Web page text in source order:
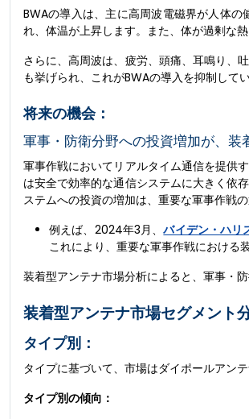
BWAの導入は、主に高周波電磁界が人体
れ、体温が上昇します。また、体が過剰な
さらに、高周波は、疲労、頭痛、耳鳴り、
も挙げられ、これがBWAの導入を抑制して
将来の機会：
軍事・防衛分野への投資増加が、
軍事作戦においてリアルタイム通信を提供
は安全で効率的な通信システムに大きく依
ステムへの投資の増加は、重要な軍事作戦
例えば、2024年3月、バイデン・ハリ
これにより、重要な軍事作戦における
装着型アンテナ市場分析によると、軍事・
装着型アンテナ市場セグメント
タイプ別：
タイプに基づいて、市場はダイポールアン
タイプ別の傾向：